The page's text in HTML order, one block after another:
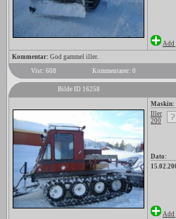
Add
Kommentar: God gammel iller.
Vist: 608
Kommentarer: 0
Bilde ID 16258
Maskin:
Iller
200
Dato:
Add